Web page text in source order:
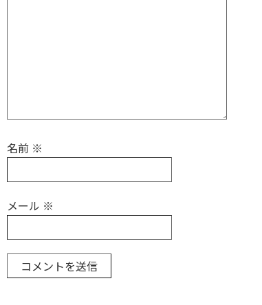
名前 ※
メール ※